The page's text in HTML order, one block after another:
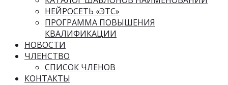
НЕЙРОСЕТЬ «ЭТС»
ПРОГРАММА ПОВЫШЕНИЯ
КВАЛИФИКАЦИИ
НОВОСТИ
ЧЛЕНСТВО
СПИСОК ЧЛЕНОВ
КОНТАКТЫ